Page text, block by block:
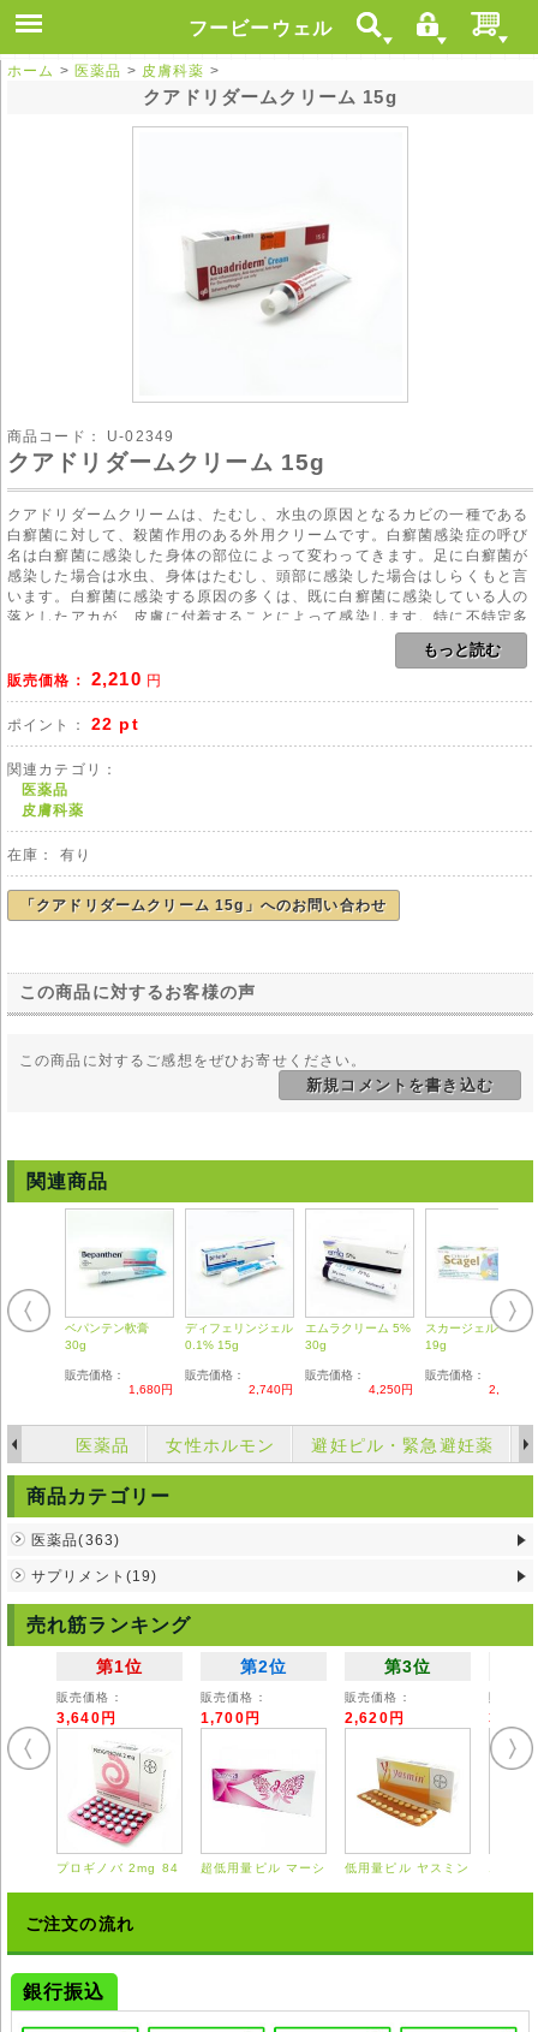
フービーウェル
ホーム > 医薬品 > 皮膚科薬 >
クアドリダームクリーム 15g
商品コード： U-02349
クアドリダームクリーム 15g
クアドリダームクリームは、たむし、水虫の原因となるカビの一種である
白癬菌に対して、殺菌作用のある外用クリームです。白癬菌感染症の呼び
名は白癬菌に感染した身体の部位によって変わってきます。足に白癬菌が
感染した場合は水虫、身体はたむし、頭部に感染した場合はしらくもと言
います。白癬菌に感染する原因の多くは、既に白癬菌に感染している人の
落としたアカが、皮膚に付着することによって感染します。特に不特定多
数の人が出入りする施設、たとえば病院やサウナ、スポーツジム、プー
ル、公衆浴場など、更に猫や犬などペットを飼っている家などでは感染に
気をつけた方が良いでしょう。
クアドリダームの有効成分であるベタメタゾン0.05%には皮膚の炎症、か
ゆみなどの症状を軽減してくれる作用があります。ゲンタマイシン0.1%
は細菌を殺菌してくれる作用があります。トルナフテート1.0%はチオカ
ルバミン酸系の合成化合物で、抗真菌作用があり白癬菌を殺菌してくれま
す。トルナフテートは日本や他の多くの国では薬局で処方箋なしで購入で
きる成分で、白癬菌感染症に最も有効な成分の一つです。
本剤のご使用にあたりましては、医師や薬剤師の管理・指導の下で適切な
使用をお願い致します。
副作用
有効成分のひとつベタメタゾンには消化不良の副作用があります。
ゲンタマイシンには過敏症の副作用があります。
◆クアドリダームクリームは、日本国内においては医師の処方を必要とす
◆輸入医薬品はご自身の責任の上で、第三者に譲渡せずご自身にてご使用
ください。
◆詳細は掛かり付けの医師または薬剤師にご相談ください。
もっと読む
販売価格： 2,210 円
ポイント： 22 pt
関連カテゴリ：
医薬品
皮膚科薬
在庫： 有り
「クアドリダームクリーム 15g」へのお問い合わせ
この商品に対するお客様の声
この商品に対するご感想をぜひお寄せください。
新規コメントを書き込む
関連商品
ベパンテン軟膏
30g
販売価格：
1,680円
ディフェリンジェル
0.1% 15g
販売価格：
2,740円
エムラクリーム 5%
30g
販売価格：
4,250円
スカージェル子供用
19g
販売価格：
2,320円
医薬品 女性ホルモン 避妊ピル・緊急避妊薬
商品カテゴリー
医薬品(363)
サプリメント(19)
売れ筋ランキング
第1位
販売価格：
3,640円
プロギノバ 2mg 84
第2位
販売価格：
1,700円
超低用量ピル マーシ
第3位
販売価格：
2,620円
低用量ピル ヤスミン
3,550
ご注文の流れ
銀行振込